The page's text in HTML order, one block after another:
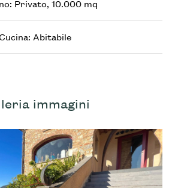
Privato, 10.000 mq
Abitabile
immagini